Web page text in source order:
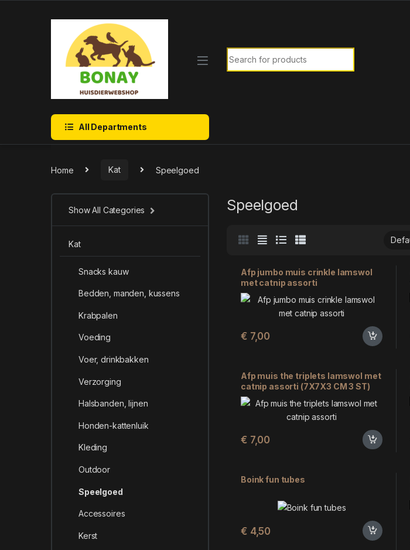
Search for:
All Departments
Home Kat Speelgoed
Speelgoed
Afp jumbo muis crinkle lamswol
met catnip assorti
€ 7,00
Afp muis the triplets lamswol met
catnip assorti (7X7X3 CM 3 ST)
€ 7,00
Boink fun tubes
€ 4,50
Show All Categories
Kat
Snacks kauw
Bedden, manden, kussens
Krabpalen
Voeding
Voer, drinkbakken
Verzorging
Halsbanden, lijnen
Honden-kattenluik
Kleding
Outdoor
Speelgoed
Accessoires
Kerst